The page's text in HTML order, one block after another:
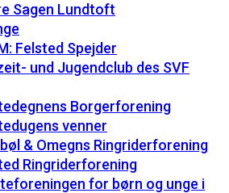
Sagen Lundtoft
Felsted Spejder
und Jugendclub des SVF
Borgerforening
venner
& Omegns Ringriderforening
Ringriderforening
for børn og unge i